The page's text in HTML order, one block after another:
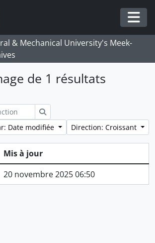
& Mechanical University's Meek-
de 1 résultats
Date modifiée
Direction: Croissant
Mis à jour
20 novembre 2025 06:50